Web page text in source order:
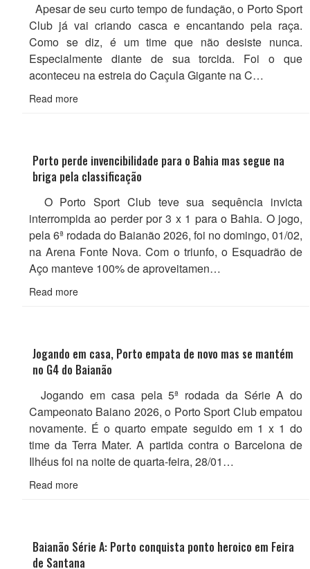
Apesar de seu curto tempo de fundação, o Porto Sport
Club já vai criando casca e encantando pela raça.
Como se diz, é um time que não desiste nunca.
Especialmente diante de sua torcida. Foi o que
aconteceu na estreia do Caçula Gigante na C…
Read more
Porto perde invencibilidade para o Bahia mas segue na
briga pela classificação
O Porto Sport Club teve sua sequência invicta
interrompida ao perder por 3 x 1 para o Bahia. O jogo,
pela 6ª rodada do Baianão 2026, foi no domingo, 01/02,
na Arena Fonte Nova. Com o triunfo, o Esquadrão de
Aço manteve 100% de aproveitamen…
Read more
Jogando em casa, Porto empata de novo mas se mantém
no G4 do Baianão
Jogando em casa pela 5ª rodada da Série A do
Campeonato Baiano 2026, o Porto Sport Club empatou
novamente. É o quarto empate seguido em 1 x 1 do
time da Terra Mater. A partida contra o Barcelona de
Ilhéus foi na noite de quarta-feira, 28/01…
Read more
Baianão Série A: Porto conquista ponto heroico em Feira
de Santana